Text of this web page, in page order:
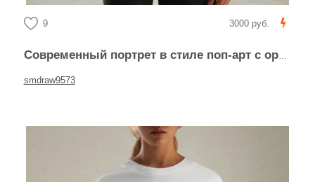
9 3000 руб.
Современный портрет в стиле поп-арт с оранжевой серьгой
smdraw9573